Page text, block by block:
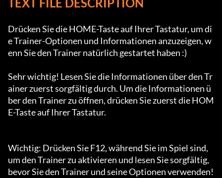
Drücken Sie die HOME-Taste auf Ihrer Tastatur, um di
e Trainer-Optionen und Informationen anzuzeigen, w
enn Sie den Trainer natürlich gestartet haben :)
Sehr wichtig! Lesen Sie die Informationen über den Tr
ainer zuerst sorgfältig durch. Um die Informationen ü
ber den Trainer zu öffnen, drücken Sie zuerst die HOM
E-Taste auf Ihrer Tastatur.
Wichtig: Drücken Sie F12, während Sie im Spiel sind,
um den Trainer zu aktivieren und lesen Sie sorgfältig,
bevor Sie den Trainer und seine Optionen verwenden!